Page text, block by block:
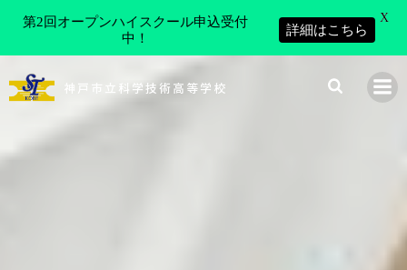
コ
ン
神戸市立科学技術高等学校
第2回オープンハイスクール申込受付
中！
詳細はこちら
X